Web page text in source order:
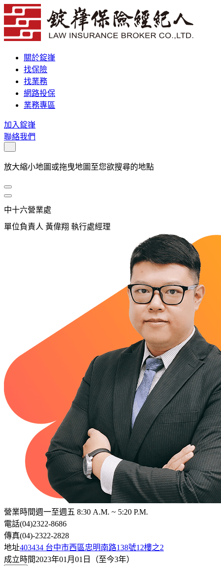
關於錠嵂
找保險
找業務
網路投保
業務專區
加入錠嵂
聯絡我們
放大縮小地圖或拖曳地圖至您欲搜尋的地點
中十六營業處
單位負責人 黃偉翔 執行處經理
營業時間週一至週五 8:30 A.M. ~ 5:20 P.M.
電話(04)2322-8686
傳真(04)-2322-2828
地址403434 台中市西區忠明南路138號12樓之2
成立時間2023年01月01日（至今3年）